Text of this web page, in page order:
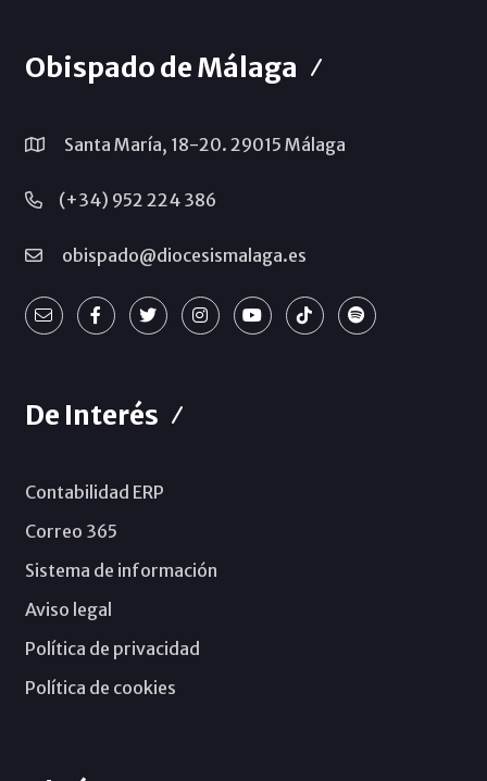
Obispado de Málaga
Santa María, 18-20. 29015 Málaga
(+34) 952 224 386
obispado@diocesismalaga.es
De Interés
Contabilidad ERP
Correo 365
Sistema de información
Aviso legal
Política de privacidad
Política de cookies